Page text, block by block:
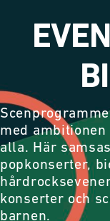
med
alla. Här
popkonserter,
konserter och
barnen.